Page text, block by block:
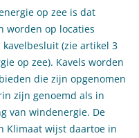
op zee is dat
worden op locaties
(zie artikel 3
op zee). Kavels worden
die zijn opgenomen
zijn genoemd als in
van windenergie. De
Klimaat wijst daartoe in